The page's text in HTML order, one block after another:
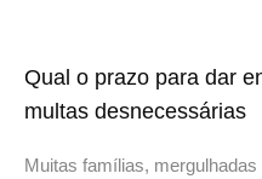
Qual o prazo para dar
multas desnecessárias
Muitas famílias,